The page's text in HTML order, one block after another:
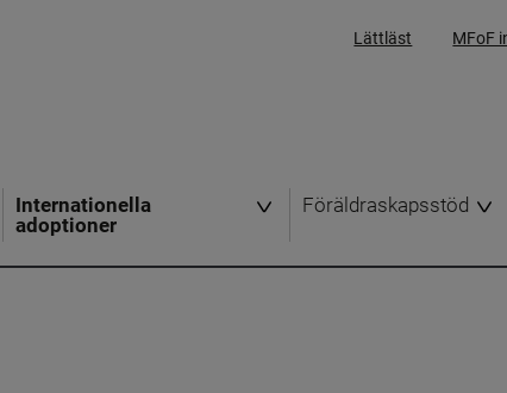
Lättläst MFoF
Internationella
adoptioner
Föräldraskapsstöd